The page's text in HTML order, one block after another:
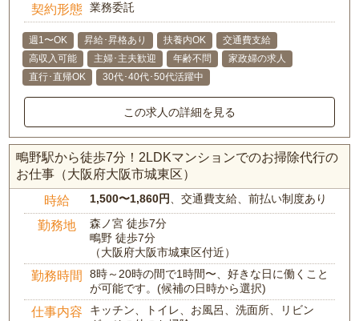
契約形態 業務委託
週1〜OK 昇給･昇格あり 扶養内OK
交通費支給
高収入可能
主婦･主夫歓迎 年齢不問
家政婦の求人
直行･直帰OK
30代･40代･50代活躍中
この求人の詳細を見る
鴫野駅から徒歩7分！2LDKマンションでのお掃除代行の
お仕事（大阪府大阪市城東区）
時給 1,500〜1,860円、交通費支給、前払い制度あり
勤務地
森ノ宮 徒歩7分
鴫野 徒歩7分
（大阪府大阪市城東区付近）
勤務時間
8時～20時の間で1時間〜、好きな日に働くこと
が可能です。(候補の日時から選択)
仕事内容
キッチン、トイレ、お風呂、洗面所、リビン